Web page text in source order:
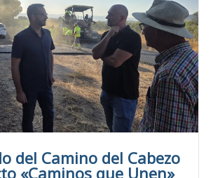
del Camino del Cabezo
«Caminos que Unen»